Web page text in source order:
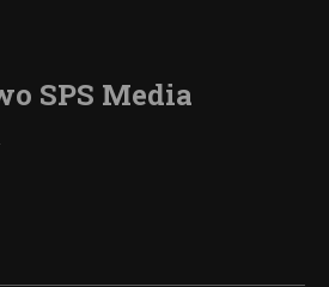
SPS Media